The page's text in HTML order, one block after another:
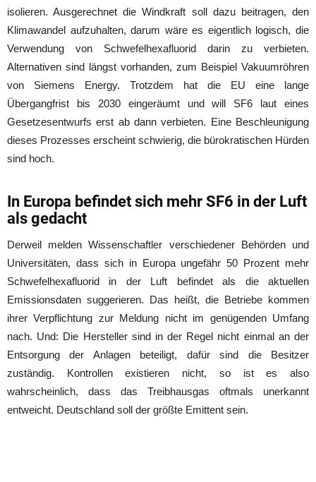
isolieren. Ausgerechnet die Windkraft soll dazu beitragen, den
Klimawandel aufzuhalten, darum wäre es eigentlich logisch, die
Verwendung von Schwefelhexafluorid darin zu verbieten.
Alternativen sind längst vorhanden, zum Beispiel Vakuumröhren
von Siemens Energy. Trotzdem hat die EU eine lange
Übergangfrist bis 2030 eingeräumt und will SF6 laut eines
Gesetzesentwurfs erst ab dann verbieten. Eine Beschleunigung
dieses Prozesses erscheint schwierig, die bürokratischen Hürden
sind hoch.
In Europa befindet sich mehr SF6 in der Luft
als gedacht
Derweil melden Wissenschaftler verschiedener Behörden und
Universitäten, dass sich in Europa ungefähr 50 Prozent mehr
Schwefelhexafluorid in der Luft befindet als die aktuellen
Emissionsdaten suggerieren. Das heißt, die Betriebe kommen
ihrer Verpflichtung zur Meldung nicht im genügenden Umfang
nach. Und: Die Hersteller sind in der Regel nicht einmal an der
Entsorgung der Anlagen beteiligt, dafür sind die Besitzer
zuständig. Kontrollen existieren nicht, so ist es also
wahrscheinlich, dass das Treibhausgas oftmals unerkannt
entweicht. Deutschland soll der größte Emittent sein.